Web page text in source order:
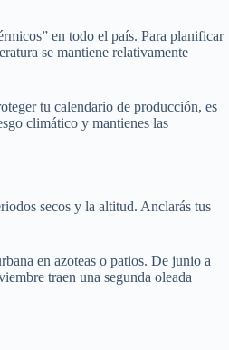
en todo el país. Para planificar
se mantiene relativamente
tu calendario de producción, es
climático y mantienes las
secos y la altitud. Anclarás tus
en azoteas o patios. De junio a
traen una segunda oleada